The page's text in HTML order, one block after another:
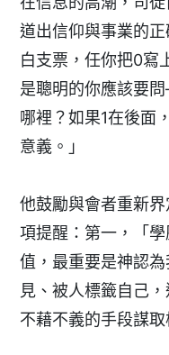
道出信仰與事業的
白支票，任你把0寫
是聰明的你應該要
哪裡？如果1在後面
意義。」
他鼓勵與會者重新
項提醒：第一，「
值，最重要是神認
見、被人標籤自己
不藉不義的手段謀